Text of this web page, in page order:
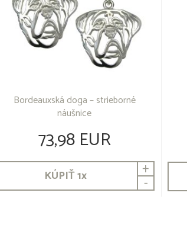
Bordeauxská doga – strieborné
náušnice
73,98 EUR
KÚPIŤ1x +
-